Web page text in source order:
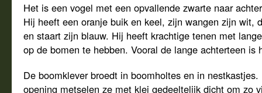
Het is een vogel met een opvallende zwarte naar
Hij heeft een oranje buik en keel, zijn wangen zijn wit,
en staart zijn blauw. Hij heeft krachtige tenen met
op de bomen te hebben. Vooral de lange achterteen is
De boomklever broedt in boomholtes en in
opening metselen ze met klei gedeeltelijk dicht om zo